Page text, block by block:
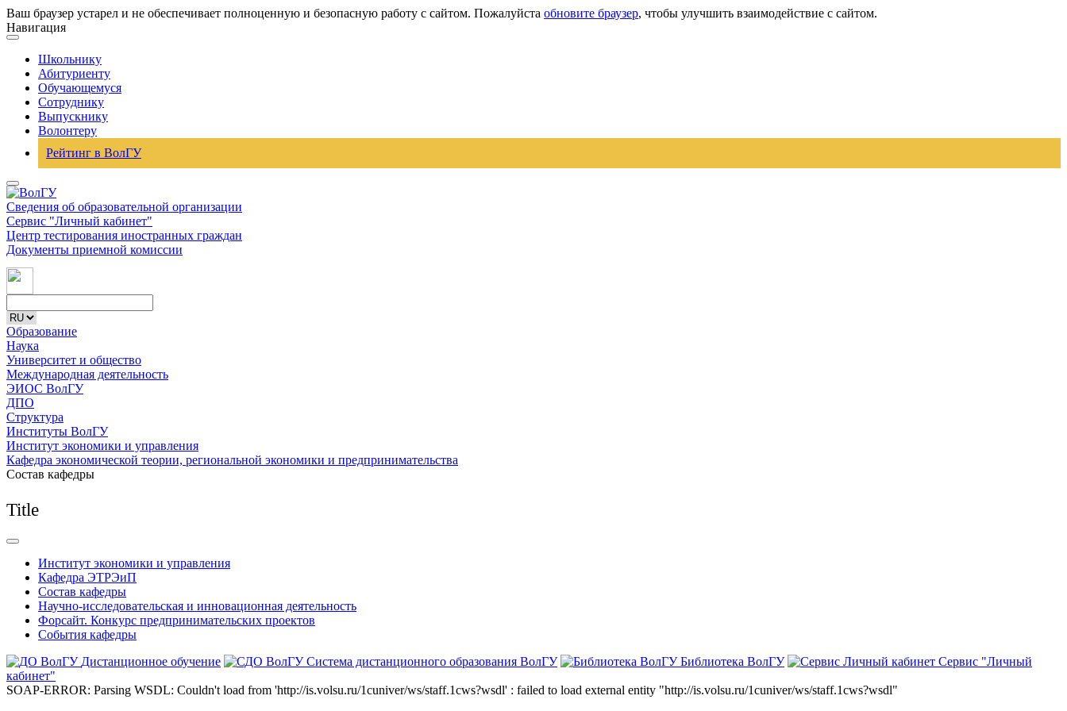
Ваш браузер устарел и не обеспечивает полноценную и безопасную работу с сайтом. Пожалуйста обновите браузер, чтобы улучшить взаимодействие с сайтом.
Навигация
Школьнику
Абитуриенту
Обучающемуся
Сотруднику
Выпускнику
Волонтеру
Рейтинг в ВолГУ
Сведения об образовательной организации
Сервис "Личный кабинет"
Центр тестирования иностранных граждан
Документы приемной комиссии
Образование
Наука
Университет и общество
Международная деятельность
ЭИОС ВолГУ
ДПО
Структура
Институты ВолГУ
Институт экономики и управления
Кафедра экономической теории, региональной экономики и предпринимательства
Состав кафедры
Title
Институт экономики и управления
Кафедра ЭТРЭиП
Состав кафедры
Научно-исследовательская и инновационная деятельность
Форсайт. Конкурс предпринимательских проектов
События кафедры
Дистанционное обучение
Система дистанционного образования ВолГУ Библиотека ВолГУ
Сервис "Личный
кабинет"
SOAP-ERROR: Parsing WSDL: Couldn't load from 'http://is.volsu.ru/1cuniver/ws/staff.1cws?wsdl' : failed to load external entity "http://is.volsu.ru/1cuniver/ws/staff.1cws?wsdl"